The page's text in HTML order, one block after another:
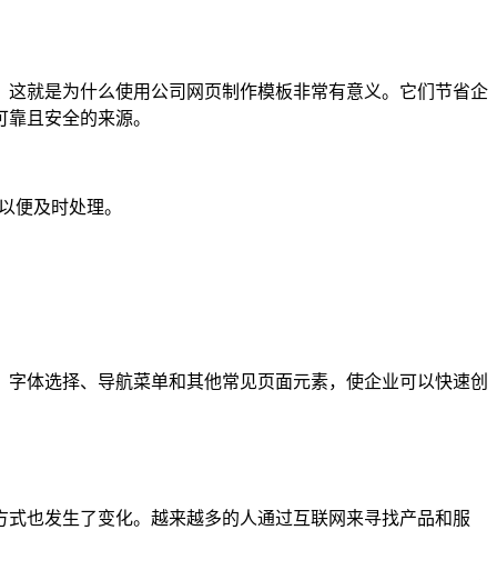
就是为什么使用公司网页制作模板非常有意义。它们节省企
且安全的来源。
便及时处理。
体选择、导航菜单和其他常见页面元素，使企业可以快速创
也发生了变化。越来越多的人通过互联网来寻找产品和服